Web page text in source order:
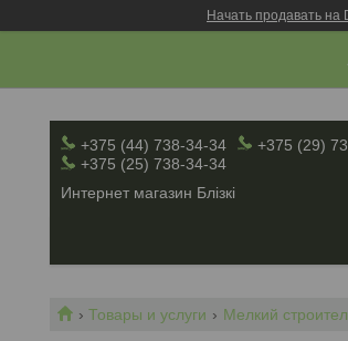
Начать продавать на
+375 (44) 738-34-34
+375 (29)
+375 (25) 738-34-34
Интернет магазин Блiзкi
Товары и услуги Мелкий